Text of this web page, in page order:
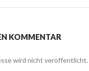
KOMMENTAR
wird nicht veröffentlicht.